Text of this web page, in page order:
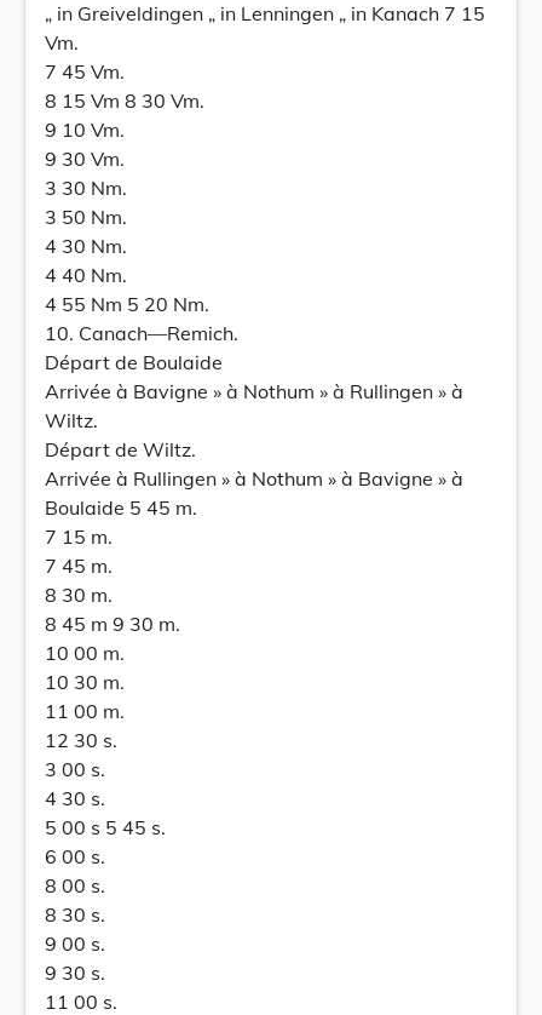
„ in Greiveldingen „ in Lenningen „ in Kanach 7 15
Vm.
7 45 Vm.
8 15 Vm 8 30 Vm.
9 10 Vm.
9 30 Vm.
3 30 Nm.
3 50 Nm.
4 30 Nm.
4 40 Nm.
4 55 Nm 5 20 Nm.
10. Canach—Remich.
Départ de Boulaide
Arrivée à Bavigne » à Nothum » à Rullingen » à
Wiltz.
Départ de Wiltz.
Arrivée à Rullingen » à Nothum » à Bavigne » à
Boulaide 5 45 m.
7 15 m.
7 45 m.
8 30 m.
8 45 m 9 30 m.
10 00 m.
10 30 m.
11 00 m.
12 30 s.
3 00 s.
4 30 s.
5 00 s 5 45 s.
6 00 s.
8 00 s.
8 30 s.
9 00 s.
9 30 s.
11 00 s.